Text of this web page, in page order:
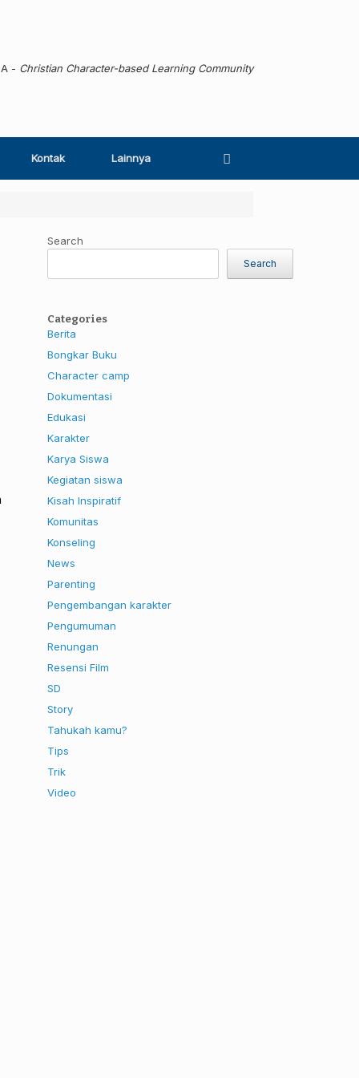
- Christian Character-based Learning Community
Kontak Lainnya
Search
Search
Categories
Berita
Bongkar Buku
Character camp
Dokumentasi
Edukasi
Karakter
Karya Siswa
Kegiatan siswa
Kisah Inspiratif
Komunitas
Konseling
News
Parenting
Pengembangan karakter
Pengumuman
Renungan
Resensi Film
SD
Story
Tahukah kamu?
Tips
Trik
Video